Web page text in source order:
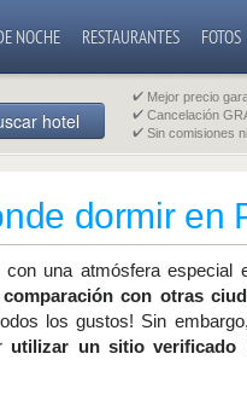
NOCHE RESTAURANTES FOTOS
hotel
Mejor precio
Cancelación
Sin comisiones
dormir en
una atmósfera especial
con otras
los gustos! Sin
utilizar un sitio verificado